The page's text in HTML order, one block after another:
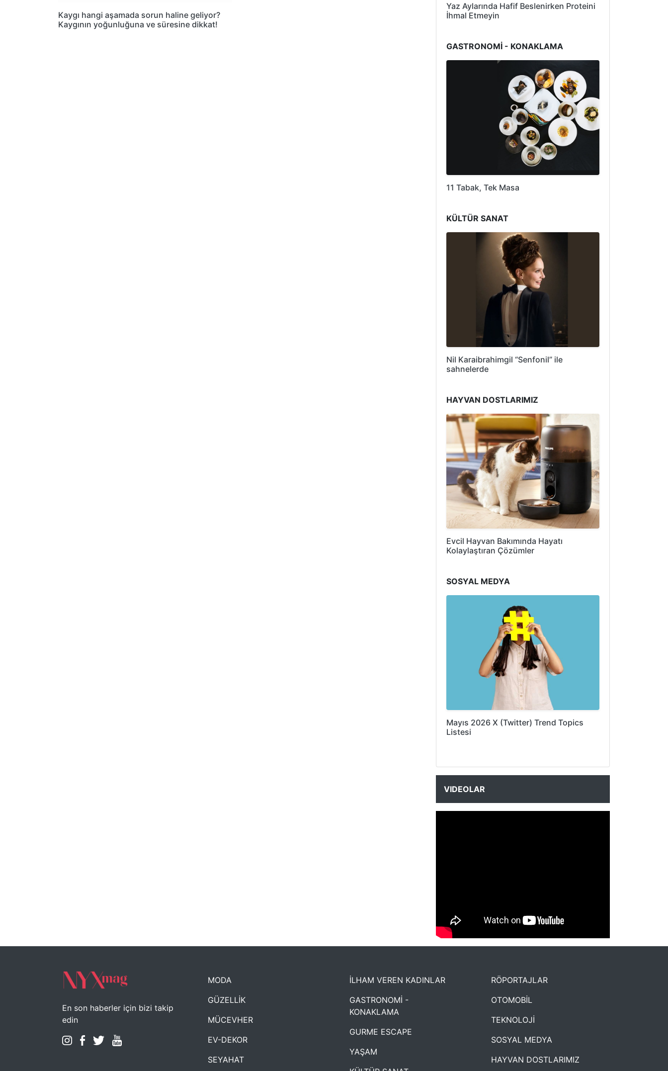
Kaygı hangi aşamada sorun haline geliyor?
Kaygının yoğunluğuna ve süresine dikkat!
Yaz Aylarında Hafif Beslenirken Proteini
İhmal Etmeyin
GASTRONOMİ - KONAKLAMA
11 Tabak, Tek Masa
KÜLTÜR SANAT
Nil Karaibrahimgil “Senfonil” ile
sahnelerde
HAYVAN DOSTLARIMIZ
Evcil Hayvan Bakımında Hayatı
Kolaylaştıran Çözümler
SOSYAL MEDYA
Mayıs 2026 X (Twitter) Trend Topics
Listesi
VIDEOLAR
NYXmag 2. Yaş Kutlama Etkinliği
En son haberler için bizi takip
edin
MODA
GÜZELLİK
MÜCEVHER
EV-DEKOR
SEYAHAT
İLHAM VEREN KADINLAR
GASTRONOMİ -
KONAKLAMA
GURME ESCAPE
YAŞAM
RÖPORTAJLAR
OTOMOBİL
TEKNOLOJİ
SOSYAL MEDYA
HAYVAN DOSTLARIMIZ